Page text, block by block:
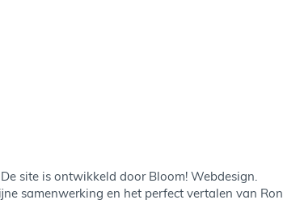
site is ontwikkeld door Bloom! Webdesign.
samenwerking en het perfect vertalen van Ron